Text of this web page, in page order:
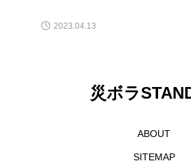
2023.04.13
災ボラ
ABOUT
SITEMAP